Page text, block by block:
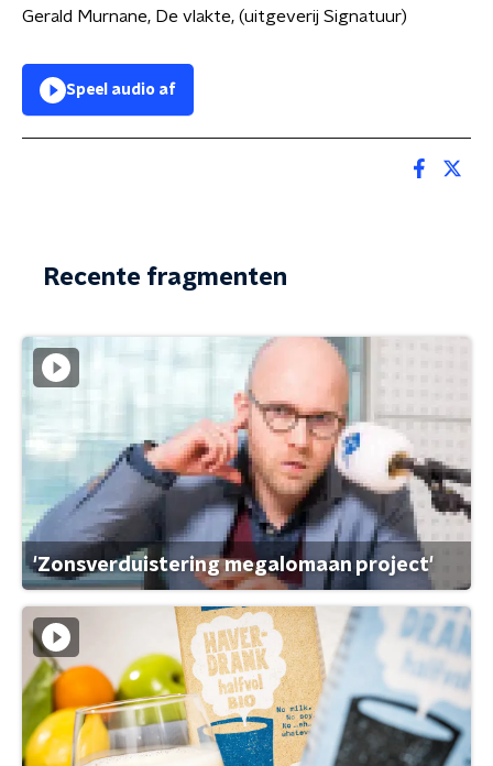
Gerald Murnane, De vlakte, (uitgeverij Signatuur)
Speel audio af
Recente fragmenten
'Zonsverduistering megalomaan project'